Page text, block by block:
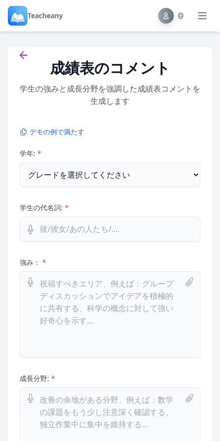
Teacheany
Back to tools成績表のコメント
学生の強みと成長分野を強調した成績表コメントを
生成します
デモの例で満たす
学年: *
学生の代名詞: *
強み： *
成長分野: *